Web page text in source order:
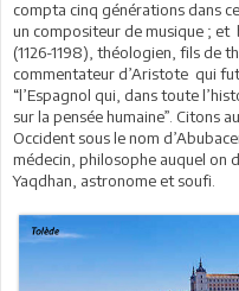
compta cinq générations dans
un compositeur de musique ; et
(1126-1198), théologien, fils de
commentateur d’Aristote qui
“l’Espagnol qui, dans toute
sur la pensée humaine”. Citons
Occident sous le nom
médecin, philosophe auquel on
Yaqdhan, astronome et soufi.